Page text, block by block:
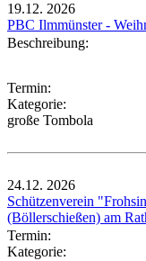
19.12. 2026
PBC Ilmmünster -
Beschreibung:
Termin:
Kategorie:
große Tombola
24.12. 2026
Schützenverein
(Böllerschießen) am
Termin:
Kategorie: